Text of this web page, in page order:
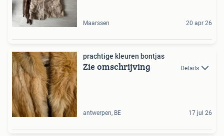
Maarssen 20 apr 26
prachtige kleuren bontjas
Zie omschrijving Details
antwerpen, BE 17 jul 26